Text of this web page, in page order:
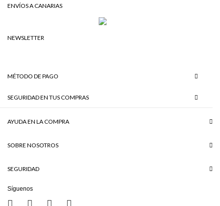
ENVÍOS A CANARIAS
NEWSLETTER
MÉTODO DE PAGO
SEGURIDAD EN TUS COMPRAS
AYUDA EN LA COMPRA
SOBRE NOSOTROS
SEGURIDAD
Síguenos